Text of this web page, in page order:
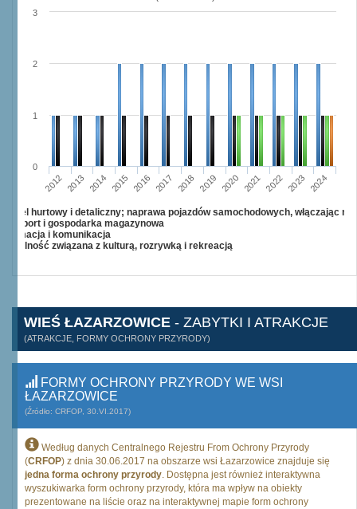
2012 2013 2014 2015 2016 2017 2018 2019 2020 2021 2022 2023 2024
0
1
2
3
hurtowy i detaliczny; naprawa pojazdów samochodowych, włączając
i gospodarka magazynowa
i komunikacja
związana z kulturą, rozrywką i rekreacją
WIEŚ ŁAZARZOWICE - ZABYTKI I ATRAKCJE
(ATRAKCJE, FORMY OCHRONY PRZYRODY)
FORMY OCHRONY PRZYRODY WE WSI
ŁAZARZOWICE
(Źródło: CRFOP, 30.VI.2017)
Według danych Centralnego Rejestru From Ochrony Przyrody
(CRFOP) z dnia 30.06.2017 na obszarze wsi Łazarzowice znajduje się
jedna forma ochrony przyrody. Dostępna jest również interaktywna
wyszukiwarka form ochrony przyrody, która ma wpływ na obiekty
prezentowane na liście oraz na interaktywnej mapie form ochrony